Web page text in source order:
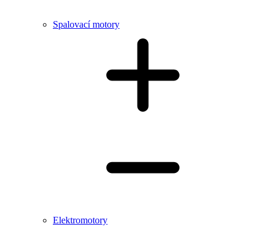
Spalovací motory
Elektromotory